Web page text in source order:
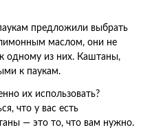
предложили выбрать
маслом, они не
одному из них. Каштаны,
к паукам.
их использовать?
что у вас есть
— это то, что вам нужно.